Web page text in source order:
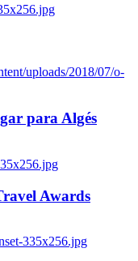
uploads/2018/07/o-
para Algés
Awards
335x256.jpg